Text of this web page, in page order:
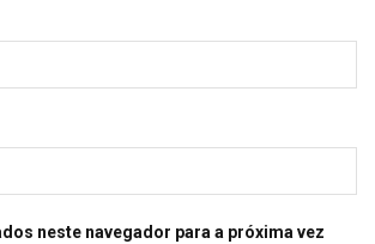
neste navegador para a próxima vez